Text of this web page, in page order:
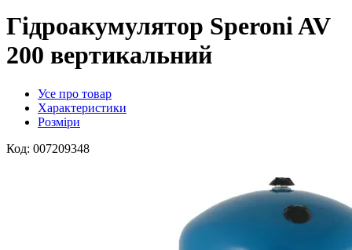
Гідроакумулятор Speroni AV
200 вертикальний
Усе про товар
Характеристики
Розміри
Код: 007209348